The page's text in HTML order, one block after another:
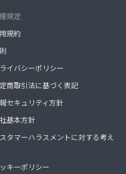
規定
規約
イバシーポリシー
商取引法に基づく表記
セキュリティ方針
基本方針
タマーハラスメントに対する考え
キーポリシー